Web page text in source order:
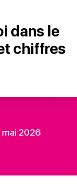
dans le
chiffres
mai 2026